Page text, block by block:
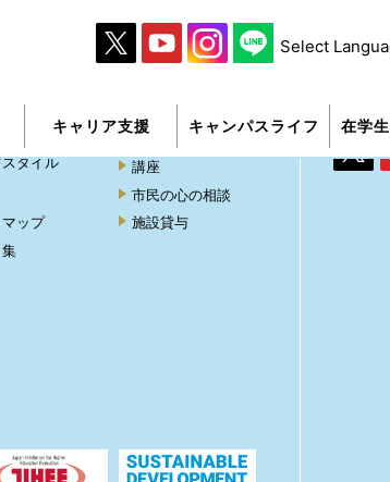
Select
キャリア支援 キャンパスライフ 在学
パスのご紹
タイル
ップ
集
卒業生の皆さんへ
講座
市民の心の相談
施設貸与